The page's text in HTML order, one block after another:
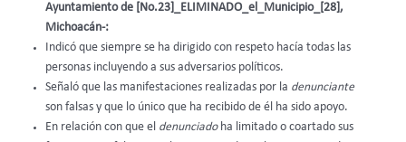
Ayuntamiento de [No.23]_ELIMINADO_el_Municipio_[28],
Michoacán-:
Indicó que siempre se ha dirigido con respeto hacía todas las
personas incluyendo a sus adversarios políticos.
Señaló que las manifestaciones realizadas por la denunciante
son falsas y que lo único que ha recibido de él ha sido apoyo.
En relación con que el denunciado ha limitado o coartado sus